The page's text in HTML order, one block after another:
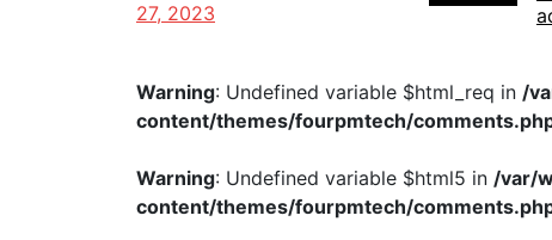
27, 2023
Warning: Undefined variable $html_req in /
content/themes/fourpmtech/
Warning: Undefined variable $html5 in /var/
content/themes/fourpmtech/